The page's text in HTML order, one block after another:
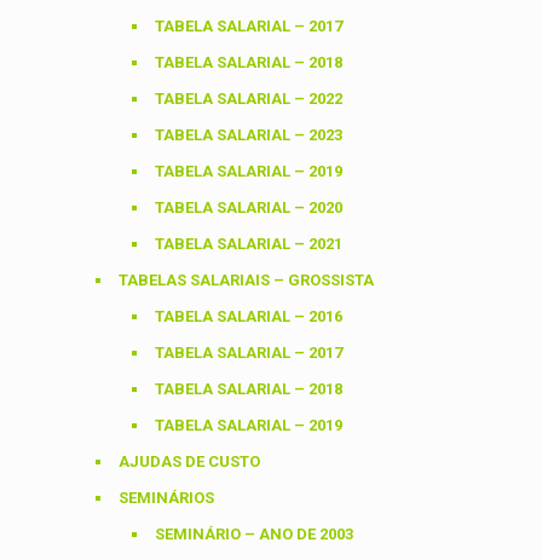
TABELA SALARIAL – 2017
TABELA SALARIAL – 2018
TABELA SALARIAL – 2022
TABELA SALARIAL – 2023
TABELA SALARIAL – 2019
TABELA SALARIAL – 2020
TABELA SALARIAL – 2021
TABELAS SALARIAIS – GROSSISTA
TABELA SALARIAL – 2016
TABELA SALARIAL – 2017
TABELA SALARIAL – 2018
TABELA SALARIAL – 2019
AJUDAS DE CUSTO
SEMINÁRIOS
SEMINÁRIO – ANO DE 2003